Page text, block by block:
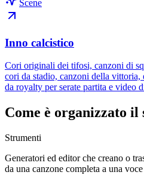
Scene
Inno calcistico
Cori originali dei tifosi, canzoni di
cori da stadio, canzoni della
da royalty per serate partita e video
Come è organizzato
Strumenti
Generatori ed editor che creano o
da una canzone completa a una